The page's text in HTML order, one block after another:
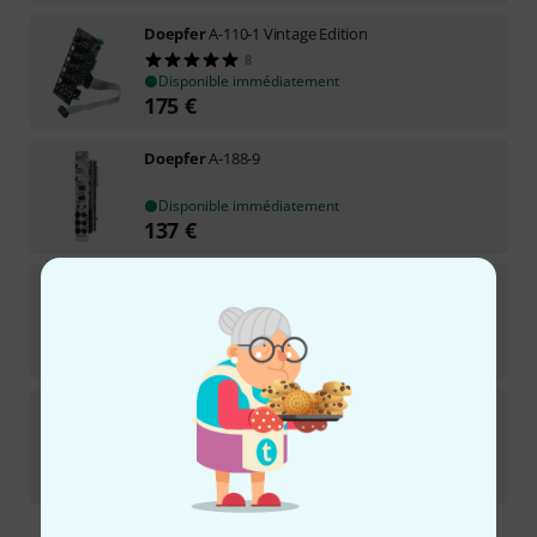
DoepferA-110-1 Vintage Edition
8
Disponible immédiatement
175 €
DoepferA-188-9
Disponible immédiatement
137 €
3
Disponible immédiatement
A-143-4
19
Disponible immédiatement